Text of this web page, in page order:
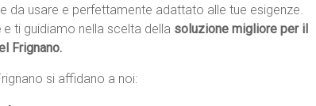
da usare e perfettamente adattato alle tue esigenze.
e ti guidiamo nella scelta della soluzione migliore per il
Frignano.
si affidano a noi: